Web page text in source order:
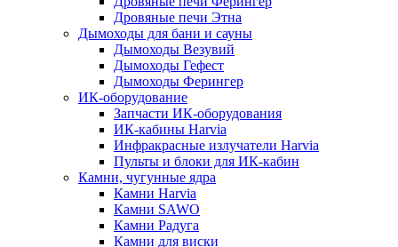
Дровяные печи Этна
Дымоходы для бани и сауны
Дымоходы Везувий
Дымоходы Гефест
Дымоходы Ферингер
ИК-оборудование
Запчасти ИК-оборудования
ИК-кабины Harvia
Инфракрасные излучатели Harvia
Пульты и блоки для ИК-кабин
Камни, чугунные ядра
Камни Harvia
Камни SAWO
Камни Радуга
Камни для виски